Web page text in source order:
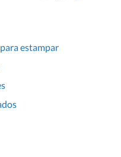
estampar